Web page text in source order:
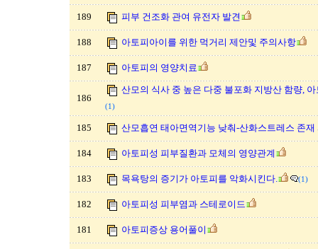
189 피부 건조화 관여 유전자 발견
188 아토피아이를 위한 먹거리 제안및 주의사항
187 아토피의 영양치료
186
산모의 식사 중 높은 다중 불포화 지방산 함량,
(1)
185 산모흡연 태아면역기능 낮춰-산화스트레스 존재
184 아토피성 피부질환과 모체의 영양관계
183 목욕탕의 증기가 아토피를 악화시킨다. (1)
182 아토피성 피부염과 스테로이드
181 아토피증상 용어풀이